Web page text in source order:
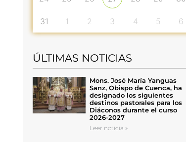
31 1 2 3 4 5 6
ÚLTIMAS NOTICIAS
Mons. José María Yanguas
Sanz, Obispo de Cuenca, ha
designado los siguientes
destinos pastorales para los
Diáconos durante el curso
2026-2027
Leer noticia »